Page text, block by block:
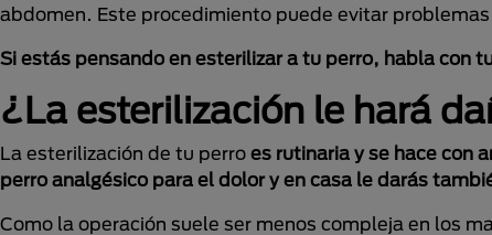
abdomen. Este procedimiento puede evitar
Si estás pensando en esterilizar a tu perro, habla con
¿La esterilización le hará
La esterilización de tu perro es rutinaria y se hace con
perro analgésico para el dolor y en casa le darás
Como la operación suele ser menos compleja en los